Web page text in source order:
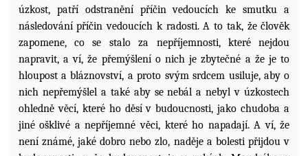
úzkost, patří odstranění příčin vedoucích ke smutku a
následování příčin vedoucích k radosti. A to tak, že člověk
zapomene, co se stalo za nepříjemnosti, které nejdou
napravit, a ví, že přemýšlení o nich je zbytečné a že je to
hloupost a bláznovství, a proto svým srdcem usiluje, aby o
nich nepřemýšlel a také aby se nebál a nebyl v úzkostech
ohledně věcí, které ho děsí v budoucnosti, jako chudoba a
jiné ošklivé a nepříjemné věci, které ho napadají. A ví, že
není známé, jaké dobro nebo zlo, naděje a bolesti přijdou v